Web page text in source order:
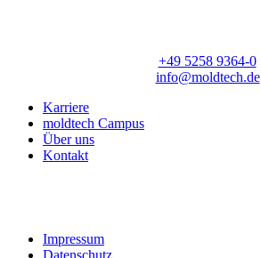
+49 5258 9364-0
info@moldtech.de
Karriere
moldtech Campus
Über uns
Kontakt
Impressum
Datenschutz